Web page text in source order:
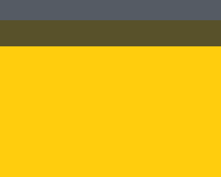
Besuchen Sie uns auf: